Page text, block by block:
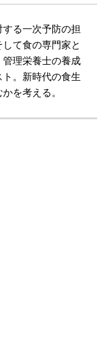
る一次予防の担
て食の専門家と
管理栄養士の養成
。新時代の食生
を考える。